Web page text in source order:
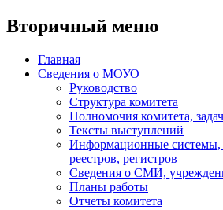
Вторичный меню
Главная
Сведения о МОУО
Руководство
Структура комитета
Полномочия комитета,
Тексты выступлений
Информационные системы,
реестров, регистров
Сведения о СМИ,
Планы работы
Отчеты комитета